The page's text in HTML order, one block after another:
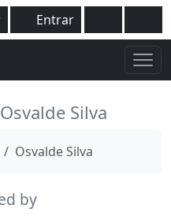
Entrar
Osvalde Silva
Osvalde Silva
by